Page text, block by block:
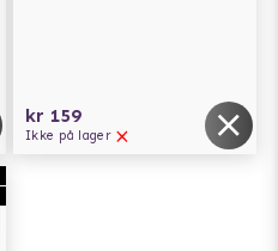
kr 159
Ikke på lager